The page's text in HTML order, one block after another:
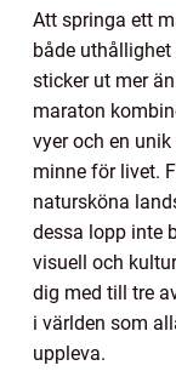
Att springa ett
både
sticker ut mer
maraton
vyer och en
minne för livet.
natursköna
dessa lopp inte
visuell och
dig med till tre
i världen som
uppleva.